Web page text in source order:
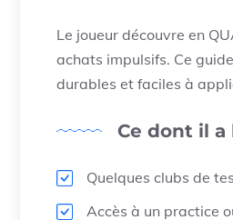
Le joueur découvre en
achats impulsifs. Ce
durables et faciles à
Ce dont il a
Quelques clubs de
Accès à un practice